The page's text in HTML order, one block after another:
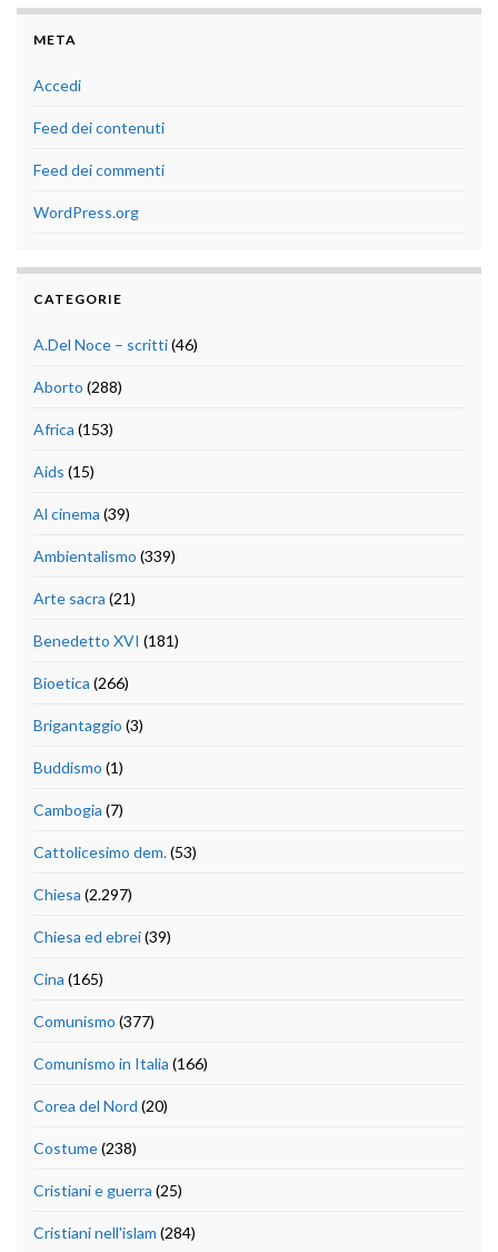
META
Accedi
Feed dei contenuti
Feed dei commenti
WordPress.org
CATEGORIE
A.Del Noce – scritti(46)
Aborto (288)
Africa (153)
Aids (15)
Al cinema (39)
Ambientalismo (339)
Arte sacra (21)
Benedetto XVI (181)
Bioetica (266)
Brigantaggio (3)
Buddismo (1)
Cambogia (7)
Cattolicesimo dem.(53)
Chiesa (2.297)
Chiesa ed ebrei(39)
Cina (165)
Comunismo (377)
Comunismo in Italia (166)
Corea del Nord (20)
Costume(238)
Cristiani e guerra (25)
Cristiani nell'islam (284)